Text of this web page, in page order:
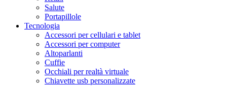
Salute
Portapillole
Tecnologia
Accessori per cellulari e tablet
Accessori per computer
Altoparlanti
Cuffie
Occhiali per realtà virtuale
Chiavette usb personalizzate